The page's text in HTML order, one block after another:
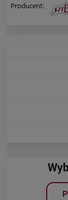
Producent: